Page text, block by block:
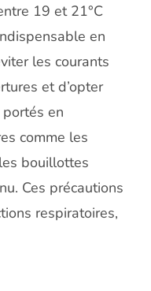
19 et 21°C
en
les courants
et d’opter
en
comme les
bouillottes
Ces précautions
respiratoires,